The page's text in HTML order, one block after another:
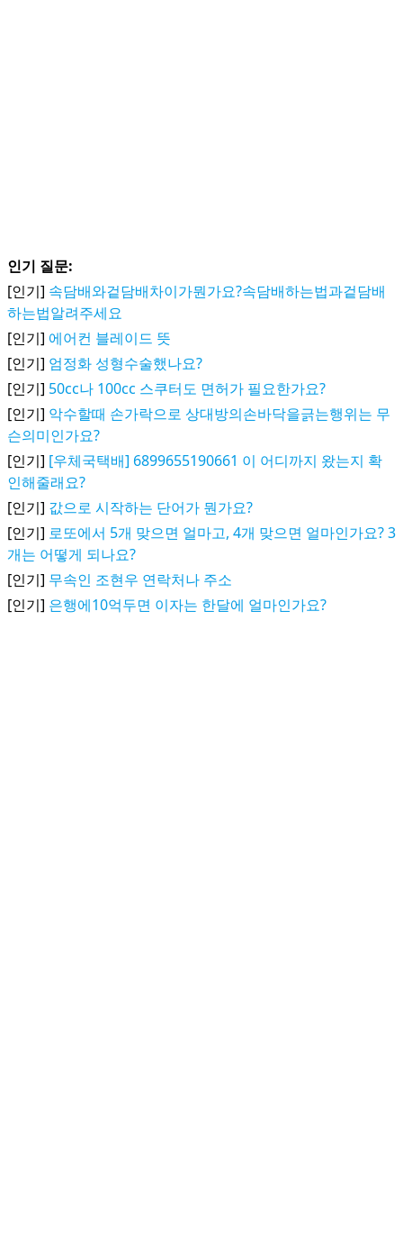
인기 질문:
[인기] 속담배와겉담배차이가뭔가요?속담배하는법과겉담배
하는법알려주세요
[인기] 에어컨 블레이드 뜻
[인기] 엄정화 성형수술했나요?
[인기] 50cc나 100cc 스쿠터도 면허가 필요한가요?
[인기] 악수할때 손가락으로 상대방의손바닥을긁는행위는 무
슨의미인가요?
[인기] [우체국택배] 6899655190661 이 어디까지 왔는지 확
인해줄래요?
[인기] 값으로 시작하는 단어가 뭔가요?
[인기] 로또에서 5개 맞으면 얼마고, 4개 맞으면 얼마인가요? 3
개는 어떻게 되나요?
[인기] 무속인 조현우 연락처나 주소
[인기] 은행에10억두면 이자는 한달에 얼마인가요?